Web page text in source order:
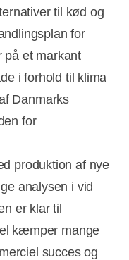
til kød og
for
et markant
i forhold til klima
Danmarks
for
produktion af nye
analysen i vid
er klar til
kæmper mange
succes og